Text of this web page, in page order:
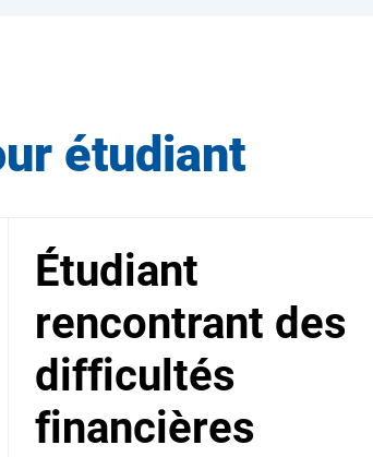
étudiant
Étudiant
rencontrant des
difficultés
financières